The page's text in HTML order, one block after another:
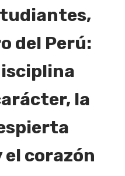
del Perú:
la
el corazón